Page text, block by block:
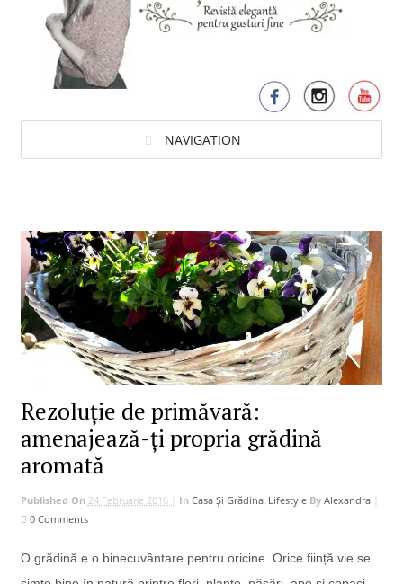
NAVIGATION
Rezoluție de primăvară:
amenajează-ți propria grădină
aromată
Published On 24 Februarie 2016 | In Casa Și Grădina, Lifestyle By Alexandra|
0 Comments
O grădină e o binecuvântare pentru oricine. Orice ființă vie se